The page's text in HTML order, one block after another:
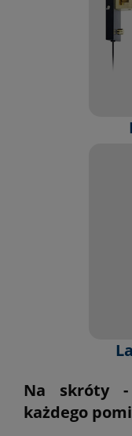
Na skróty
każdego